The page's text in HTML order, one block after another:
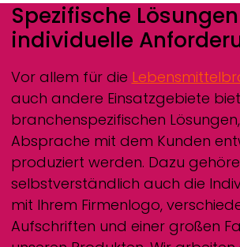
Spezifische
individuelle
Vor allem für die
auch andere Einsatzgebiete
branchenspezifischen
Absprache mit dem Kunden
produziert werden. Dazu
selbstverständlich auch die
mit Ihrem Firmenlogo,
Aufschriften und einer großen